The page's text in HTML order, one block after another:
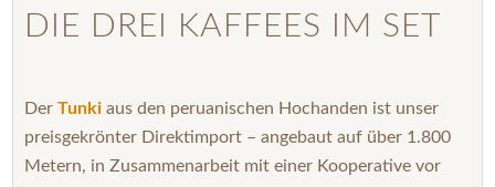
DIE DREI KAFFEES IM SET
DerTunki aus den peruanischen Hochanden ist unser
preisgekrönter Direktimport – angebaut auf über 1.800
Metern, in Zusammenarbeit mit einer Kooperative vor